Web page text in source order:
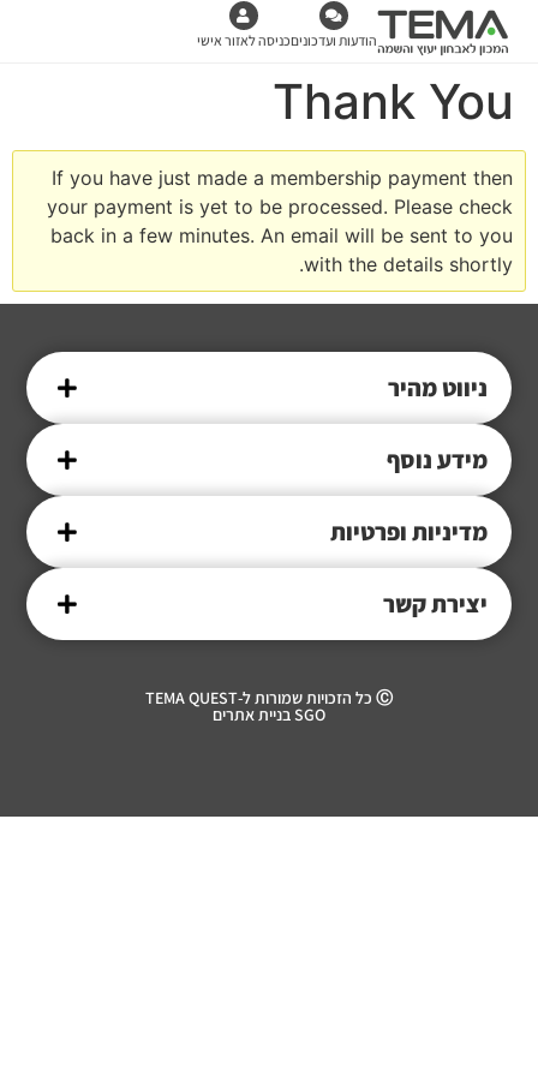
הודעות ועדכוניםכניסה לאזור אישי
Thank You
If you have just made a membership payment then
your payment is yet to be processed. Please check
back in a few minutes. An email will be sent to you
with the details shortly.
ניווט מהיר
מידע נוסף
מדיניות ופרטיות
יצירת קשר
Ⓒ כל הזכויות שמורות ל-TEMA QUEST
SGO בניית אתרים